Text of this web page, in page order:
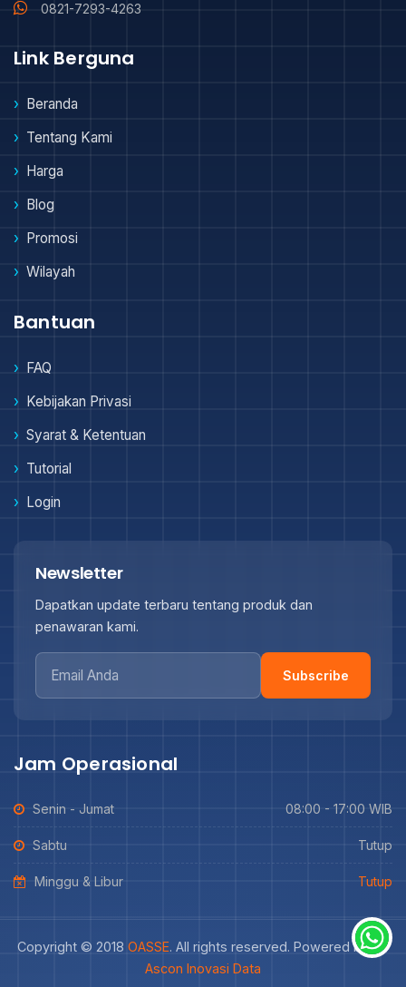
0821-7293-4263
Link Berguna
Beranda
Tentang Kami
Harga
Blog
Promosi
Wilayah
Bantuan
FAQ
Kebijakan Privasi
Syarat & Ketentuan
Tutorial
Login
Newsletter
Dapatkan update terbaru tentang produk dan
penawaran kami.
Subscribe
Jam Operasional
Senin - Jumat 08:00 - 17:00 WIB
Sabtu Tutup
Minggu & Libur Tutup
Copyright © 2018 OASSE. All rights reserved. Powered byPT
Ascon Inovasi Data